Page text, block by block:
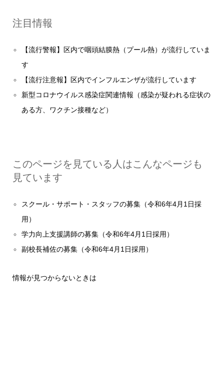
注目情報
【流行警報】区内で咽頭結膜熱（プール熱）が流行していま
す
【流行注意報】区内でインフルエンザが流行しています
新型コロナウイルス感染症関連情報（感染が疑われる症状の
ある方、ワクチン接種など）
このページを見ている人はこんなページも
見ています
スクール・サポート・スタッフの募集（令和6年4月1日採
用）
学力向上支援講師の募集（令和6年4月1日採用）
副校長補佐の募集（令和6年4月1日採用）
情報が見つからないときは